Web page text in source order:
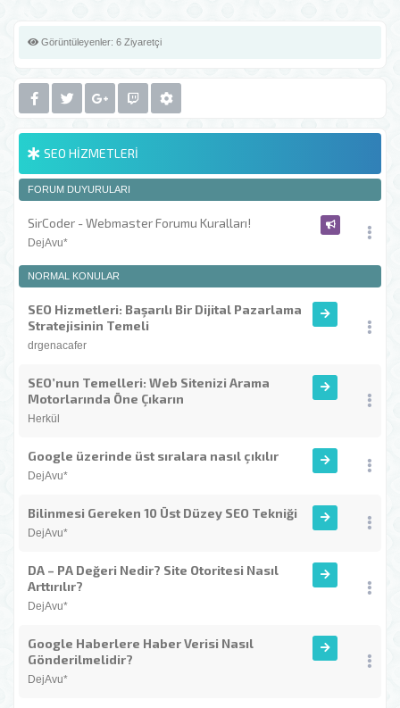
Görüntüleyenler: 6 Ziyaretçi
SEO HIZMETLERI
FORUM DUYURULARI
SirCoder - Webmaster Forumu Kuralları!
DejAvu*
NORMAL KONULAR
SEO Hizmetleri: Başarılı Bir Dijital Pazarlama
Stratejisinin Temeli
drgenacafer
SEO’nun Temelleri: Web Sitenizi Arama
Motorlarında Öne Çıkarın
Herkül
Google üzerinde üst sıralara nasıl çıkılır
DejAvu*
Bilinmesi Gereken 10 Üst Düzey SEO Tekniği
DejAvu*
DA – PA Değeri Nedir? Site Otoritesi Nasıl
Arttırılır?
DejAvu*
Google Haberlere Haber Verisi Nasıl
Gönderilmelidir?
DejAvu*